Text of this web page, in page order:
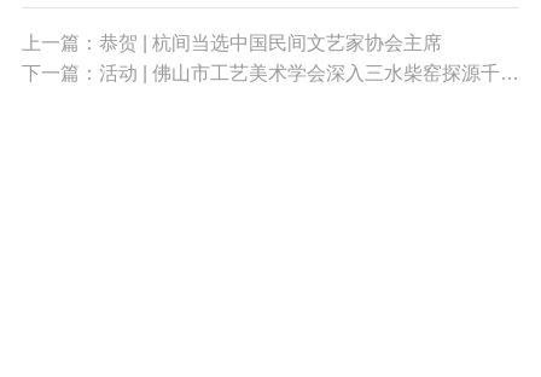
上一篇：恭贺 | 杭间当选中国民间文艺家协会主席
下一篇：活动 | 佛山市工艺美术学会深入三水柴窑探源千年石湾陶柴烧技艺